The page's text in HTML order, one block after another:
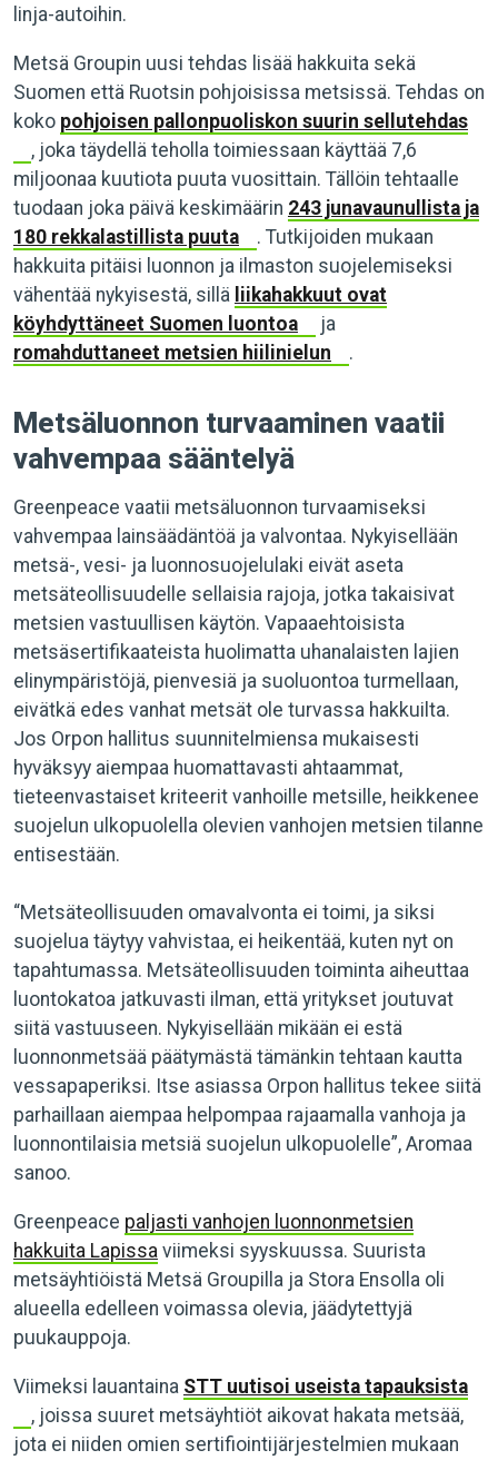
linja-autoihin.
Metsä Groupin uusi tehdas lisää hakkuita sekä
Suomen että Ruotsin pohjoisissa metsissä. Tehdas on
koko pohjoisen pallonpuoliskon suurin sellutehdas
, joka täydellä teholla toimiessaan käyttää 7,6
miljoonaa kuutiota puuta vuosittain. Tällöin tehtaalle
tuodaan joka päivä keskimäärin 243 junavaunullista ja
180 rekkalastillista puuta
. Tutkijoiden mukaan
hakkuita pitäisi luonnon ja ilmaston suojelemiseksi
vähentää nykyisestä, sillä liikahakkuut ovat
köyhdyttäneet Suomen luontoa
ja
romahduttaneet metsien hiilinielun
.
Metsäluonnon turvaaminen vaatii
vahvempaa sääntelyä
Greenpeace vaatii metsäluonnon turvaamiseksi
vahvempaa lainsäädäntöä ja valvontaa. Nykyisellään
metsä-, vesi- ja luonnosuojelulaki eivät aseta
metsäteollisuudelle sellaisia rajoja, jotka takaisivat
metsien vastuullisen käytön. Vapaaehtoisista
metsäsertifikaateista huolimatta uhanalaisten lajien
elinympäristöjä, pienvesiä ja suoluontoa turmellaan,
eivätkä edes vanhat metsät ole turvassa hakkuilta.
Jos Orpon hallitus suunnitelmiensa mukaisesti
hyväksyy aiempaa huomattavasti ahtaammat,
tieteenvastaiset kriteerit vanhoille metsille, heikkenee
suojelun ulkopuolella olevien vanhojen metsien tilanne
entisestään.
“Metsäteollisuuden omavalvonta ei toimi, ja siksi
suojelua täytyy vahvistaa, ei heikentää, kuten nyt on
tapahtumassa. Metsäteollisuuden toiminta aiheuttaa
luontokatoa jatkuvasti ilman, että yritykset joutuvat
siitä vastuuseen. Nykyisellään mikään ei estä
luonnonmetsää päätymästä tämänkin tehtaan kautta
vessapaperiksi. Itse asiassa Orpon hallitus tekee siitä
parhaillaan aiempaa helpompaa rajaamalla vanhoja ja
luonnontilaisia metsiä suojelun ulkopuolelle”, Aromaa
sanoo.
Greenpeace paljasti vanhojen luonnonmetsien
hakkuita Lapissa viimeksi syyskuussa. Suurista
metsäyhtiöistä Metsä Groupilla ja Stora Ensolla oli
alueella edelleen voimassa olevia, jäädytettyjä
puukauppoja.
Viimeksi lauantaina STT uutisoi useista tapauksista
, joissa suuret metsäyhtiöt aikovat hakata metsää,
jota ei niiden omien sertifiointijärjestelmien mukaan